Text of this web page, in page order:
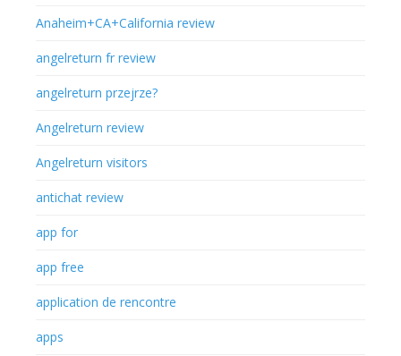
Anaheim+CA+California review
angelreturn fr review
angelreturn przejrze?
Angelreturn review
Angelreturn visitors
antichat review
app for
app free
application de rencontre
apps